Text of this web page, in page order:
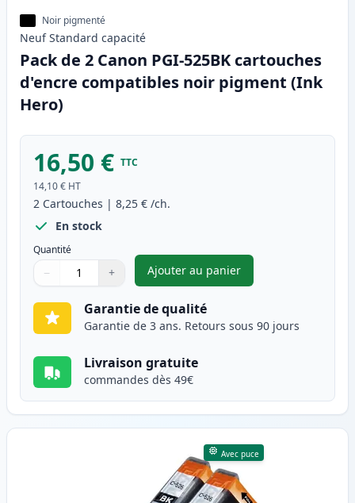
Noir pigmenté
Neuf Standard capacité
Pack de 2 Canon PGI-525BK cartouches
d'encre compatibles noir pigment (Ink
Hero)
16,50 € TTC
14,10 € HT
2 Cartouches | 8,25 € /ch.
En stock
Quantité
Quantité
Utilisez les boutons pour ajuster
− +
Quantité
Ajouter au panier
,Pack de 2 Canon PGI-
Garantie de qualité
Garantie de 3 ans. Retours sous 90 jours
Livraison gratuite
commandes dès 49€
Avec puce